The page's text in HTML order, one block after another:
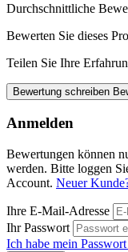
Durchschnittliche
Bewerten Sie dieses
Teilen Sie Ihre
Bewertung schreiben
Anmelden
Bewertungen können
werden. Bitte loggen
Account. Neuer
Ihre E-Mail-Adresse
Ihr Passwort
Ich habe mein Passwort